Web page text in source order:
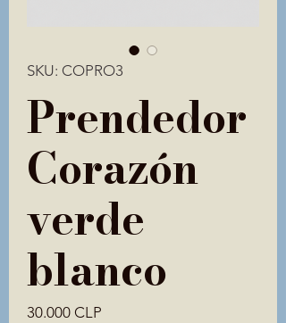
SKU: COPRO3
Prendedor
Corazón
verde
blanco
30.000 CLP